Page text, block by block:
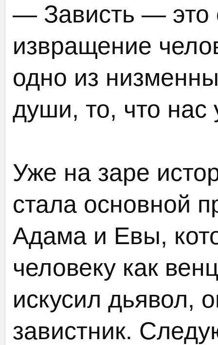
— Зависть — это
извращение
одно из
души, то, что нас
Уже на заре
стала основной
Адама и Евы,
человеку как
искусил дьявол,
завистник.